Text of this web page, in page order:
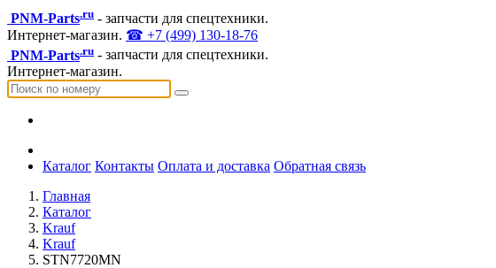
PNM-Parts.ru - запчасти для спецтехники.
Интернет-магазин. ☎ +7 (499) 130-18-76
PNM-Parts.ru - запчасти для спецтехники.
Интернет-магазин.
Каталог Контакты Оплата и доставка Обратная связь
Главная
Каталог
Krauf
Krauf
STN7720MN